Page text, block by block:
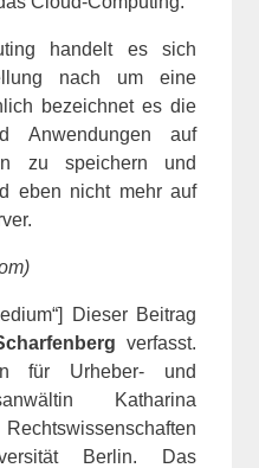
handelt es sich
nach um eine
bezeichnet es die
Anwendungen auf
zu speichern und
eben nicht mehr auf
Dieser Beitrag
verfasst.
für Urheber- und
Katharina
Berlin. Das